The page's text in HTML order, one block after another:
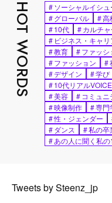
HOT WORDS #ソーシャルイシュ
#グローバル #高
#10代 #カルチ
# ビジネス・キャリ
#教育 #ファッシ
#ファッション #
#デザイン #学び
#10代リアルVOICE
#美容 # コミュニ
#映像制作 #専門
#性・ジェンダー
#ダンス #私の卒
#あの人に聞く私
Tweets by Steenz_jp